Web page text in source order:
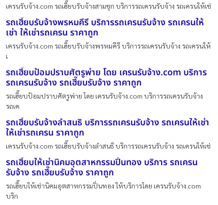
เครนรับจ้าง.com รถเฮี๊ยบรับจ้างสามชุก บริการรถเครนรับจ้าง รถเครนให้เช่
รถเฮี๊ยบรับจ้างพรหมคีรี บริการรถเครนรับจ้าง รถเครนให้
เช่า ให้เช่ารถเครน ราคาถูก
เครนรับจ้าง.com รถเฮี๊ยบรับจ้างพรหมคีรี บริการรถเครนรับจ้าง รถเครนให้
เ
รถเฮี๊ยบป้อมปราบศัตรูพ่าย โดย เครนรับจ้าง.com บริการ
รถเครนรับจ้าง รถเฮี๊ยบรับจ้าง ราคาถูก
รถเฮี๊ยบป้อมปราบศัตรูพ่าย โดย เครนรับจ้าง.com บริการรถเครนรับจ้าง
รถเค
รถเฮี๊ยบรับจ้างลำสนธิ บริการรถเครนรับจ้าง รถเครนให้เช่า
ให้เช่ารถเครน ราคาถูก
เครนรับจ้าง.com รถเฮี๊ยบรับจ้างลำสนธิ บริการรถเครนรับจ้าง รถเครนให้เช่
รถเฮี๊ยบให้เช่านิคมอุตสาหกรรมปิ่นทอง บริการ รถเครน
รับจ้าง รถเฮี๊ยบรับจ้าง ราคาถูก
รถเฮี๊ยบให้เช่านิคมอุตสาหกรรมปิ่นทอง ให้บริการโดย เครนรับจ้าง.com
บริก